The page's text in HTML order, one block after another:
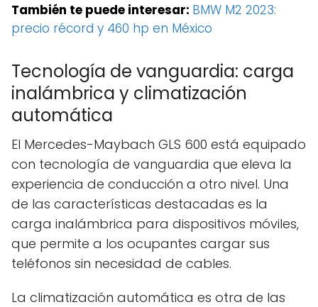
También te puede interesar: BMW M2 2023:
precio récord y 460 hp en México
Tecnología de vanguardia: carga
inalámbrica y climatización
automática
El Mercedes-Maybach GLS 600 está equipado
con tecnología de vanguardia que eleva la
experiencia de conducción a otro nivel. Una
de las características destacadas es la
carga inalámbrica para dispositivos móviles,
que permite a los ocupantes cargar sus
teléfonos sin necesidad de cables.
La climatización automática es otra de las